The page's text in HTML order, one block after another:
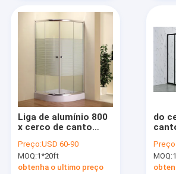
Liga de alumínio 800
x cerco de canto
entrada 800
Preço:USD 60-90
MOQ:1*20ft
obtenha o ultimo preço
do
MOQ: